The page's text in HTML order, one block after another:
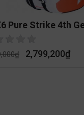
Pure Strike 4th
₫ 2,799,200₫